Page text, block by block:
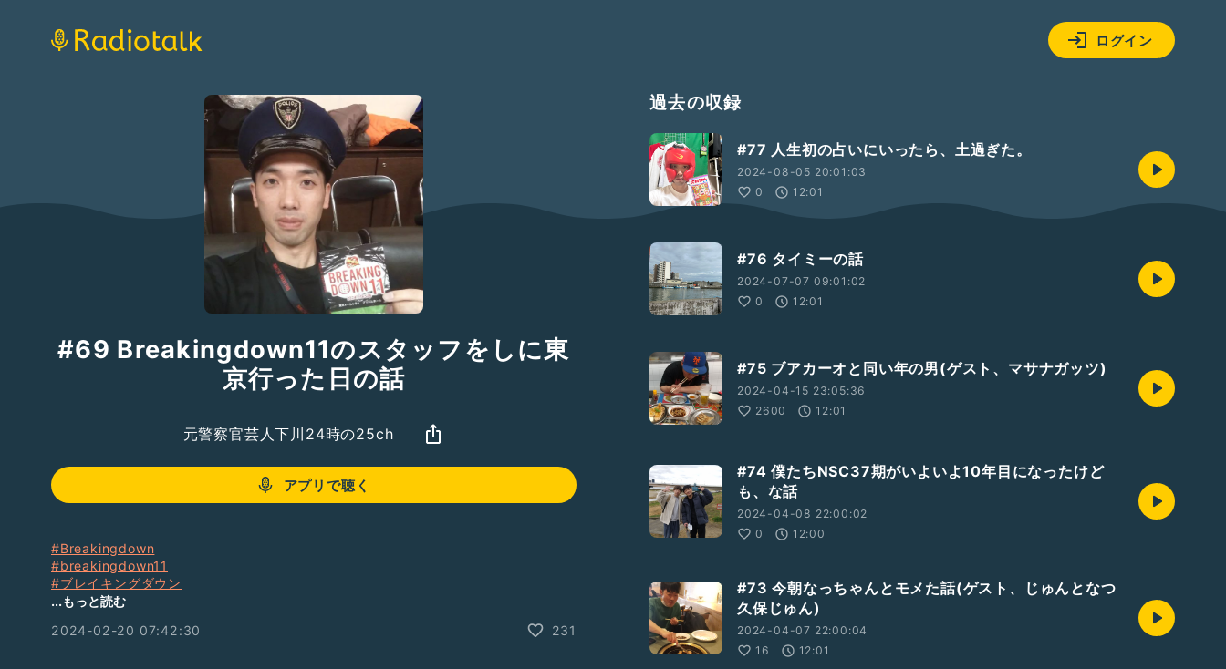
ログイン
#69 Breakingdown11のスタッフをしに東
京行った日の話
元警察官芸人下川24時の25ch
アプリで聴く
#Breakingdown
#breakingdown11
#ブレイキングダウン
#ボランティアスタッフ
#警察帽子
...もっと読む
2024-02-20 07:42:30
231
過去の収録
#77 人生初の占いにいったら、土過ぎた。
2024-08-05 20:01:03
0
12:01
#76 タイミーの話
2024-07-07 09:01:02
0
12:01
#75 ブアカーオと同い年の男(ゲスト、マサナガッツ)
2024-04-15 23:05:36
2600
12:01
#74 僕たちNSC37期がいよいよ10年目になったけど
も、な話
2024-04-08 22:00:02
0
12:00
#73 今朝なっちゃんとモメた話(ゲスト、じゅんとなつ
久保じゅん)
2024-04-07 22:00:04
16
12:01